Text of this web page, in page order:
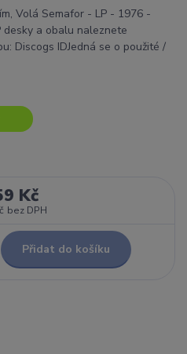
Volá Semafor - LP - 1976 -
desky a obalu naleznete
Discogs IDJedná se o použité /
Kč
bez DPH
Přidat do košíku